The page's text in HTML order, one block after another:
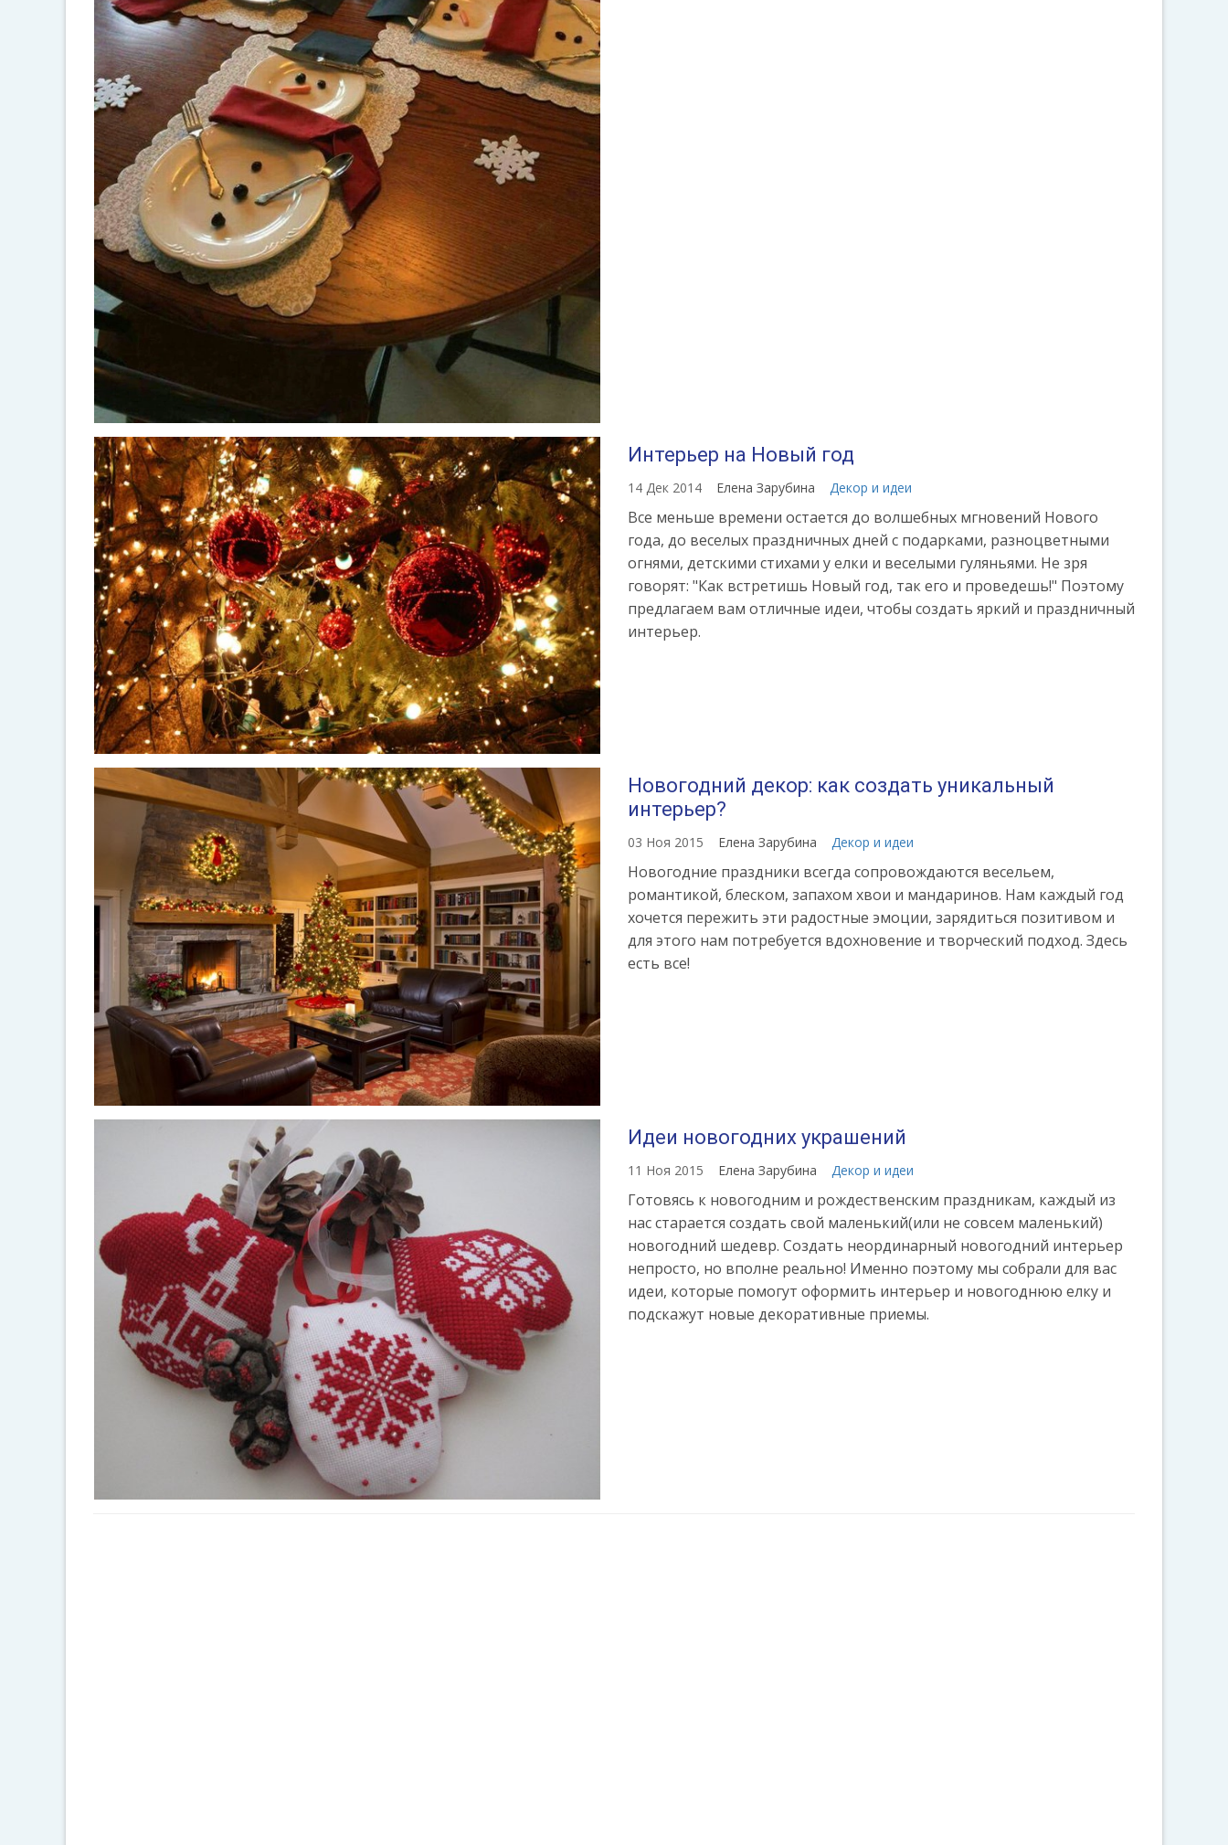
Интерьер на Новый год
14 Дек 2014 Елена Зарубина Декор и идеи
Все меньше времени остается до волшебных мгновений Нового
года, до веселых праздничных дней с подарками, разноцветными
огнями, детскими стихами у елки и веселыми гуляньями. Не зря
говорят: "Как встретишь Новый год, так его и проведешь!" Поэтому
предлагаем вам отличные идеи, чтобы создать яркий и праздничный
интерьер.
Новогодний декор: как создать уникальный
интерьер?
03 Ноя 2015 Елена Зарубина Декор и идеи
Новогодние праздники всегда сопровождаются весельем,
романтикой, блеском, запахом хвои и мандаринов. Нам каждый год
хочется пережить эти радостные эмоции, зарядиться позитивом и
для этого нам потребуется вдохновение и творческий подход. Здесь
есть все!
Идеи новогодних украшений
11 Ноя 2015 Елена Зарубина Декор и идеи
Готовясь к новогодним и рождественским праздникам, каждый из
нас старается создать свой маленький(или не совсем маленький)
новогодний шедевр. Создать неординарный новогодний интерьер
непросто, но вполне реально! Именно поэтому мы собрали для вас
идеи, которые помогут оформить интерьер и новогоднюю елку и
подскажут новые декоративные приемы.